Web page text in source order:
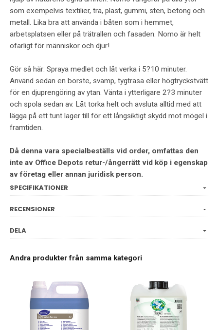
som exempelvis textilier, trä, plast, gummi, sten, betong och
metall. Lika bra att använda i båten som i hemmet,
arbetsplatsen eller på trätrallen och fasaden. Nomo är helt
ofarligt för människor och djur!
Gör så här: Spraya medlet och låt verka i 5?10 minuter.
Använd sedan en borste, svamp, tygtrasa eller högtryckstvätt
för en djuprengöring av ytan. Vänta i ytterligare 2?3 minuter
och spola sedan av. Låt torka helt och avsluta alltid med att
lägga på ett tunt lager till för ett långsiktigt skydd mot mögel i
framtiden.
Då denna vara specialbeställs vid order, omfattas den
inte av Office Depots retur-/ångerrätt vid köp i egenskap
av företag eller annan juridisk person.
SPECIFIKATIONER
RECENSIONER
DELA
Andra produkter från samma kategori